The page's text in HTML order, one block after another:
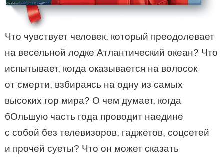
Что чувствует человек, который преодолевает
на весельной лодке Атлантический океан? Что
испытывает, когда оказывается на волосок
от смерти, взбираясь на одну из самых
высоких гор мира? О чем думает, когда
бОльшую часть года проводит наедине
с собой без телевизоров, гаджетов, соцсетей
и прочей суеты? Что он может сказать